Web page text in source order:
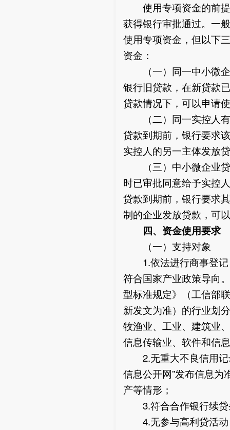
使用专项资金的前提
获得银行审批通过。一
使用专项资金，但以下
资金：
（一）同一中小微企
银行旧贷款，在新贷款
贷款情况下，可以申请
（二）同一实控人有
贷款到期前，银行要求
实控人的另一主体发放
（三）中小微企业贷
时已审批同意给予实控
贷款到期前，银行要求
制的企业发放贷款，可
四、资金使用要求
（一）支持对象
1.依法进行商事登记
符合国家产业政策导向
型标准规定》（工信部
新发文为准）的行业划
牧渔业、工业、建筑业
信息传输业、软件和信
2.无重大不良信用记
信息公开网”发布信息
产等情形；
3.符合合作银行续贷
4.无参与高利贷活动